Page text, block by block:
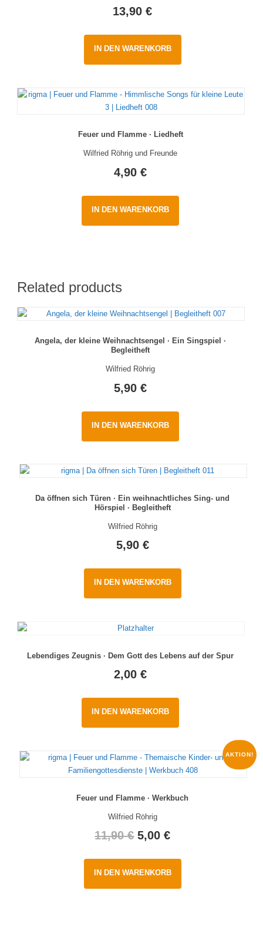
13,90€
IN DEN WARENKORB
Feuer und Flamme · Liedheft
Wilfried Röhrig und Freunde
4,90€
IN DEN WARENKORB
Related products
Angela, der kleine Weihnachtsengel · Ein Singspiel ·
Begleitheft
Wilfried Röhrig
5,90€
IN DEN WARENKORB
Da öffnen sich Türen · Ein weihnachtliches Sing- und
Hörspiel · Begleitheft
Wilfried Röhrig
5,90 €
IN DEN WARENKORB
Lebendiges Zeugnis · Dem Gott des Lebens auf der Spur
2,00€
IN DEN WARENKORB
AKTION!
Feuer und Flamme · Werkbuch
Wilfried Röhrig
11,90€ Original
was:
5,00€Current
is:
IN DEN WARENKORB